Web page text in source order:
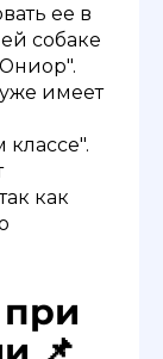
ее в
собаке
имеет
как